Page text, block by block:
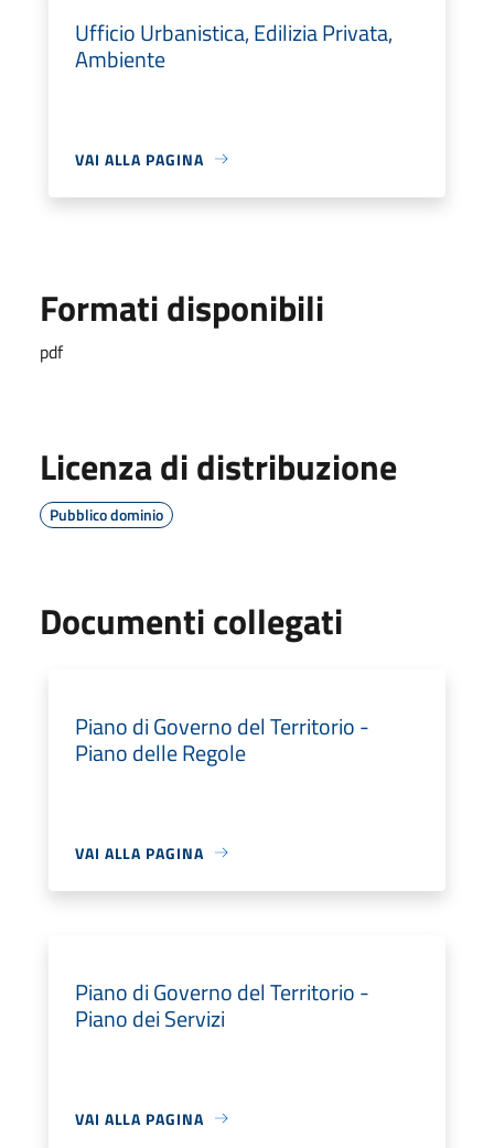
Ufficio Urbanistica, Edilizia Privata,
Ambiente
VAI ALLA PAGINA
Formati disponibili
pdf
Licenza di distribuzione
Pubblico dominio
Documenti collegati
Piano di Governo del Territorio -
Piano delle Regole
VAI ALLA PAGINA
Piano di Governo del Territorio -
Piano dei Servizi
VAI ALLA PAGINA